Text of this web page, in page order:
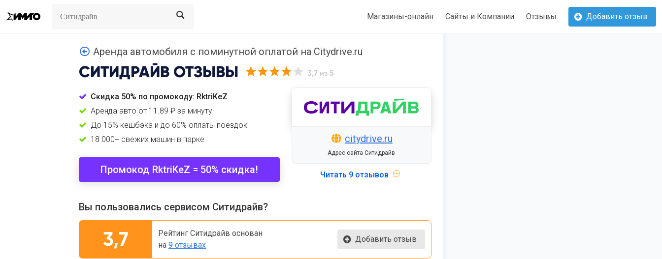
Search Магазины-онлайн Сайты и Компании Отзывы Добавить отзыв
Аренда автомобиля с поминутной оплатой на Сitydrive.ru
СИТИДРАЙВ ОТЗЫВЫ 3,7 из 5
Скидка 50% по промокоду: RktriKeZ
Аренда авто от 11.89 ₽ за минуту
До 15% кешбэка и до 60% оплаты поездок
18 000+ свежих машин в парке
Промокод RktriKeZ = 50% скидка!
citydrive.ru
Адрес сайта Ситидрайв
Читать 9 отзывов
Вы пользовались сервисом Ситидрайв?
3,7
Рейтинг Ситидрайв основан
на 9 отзывах
Добавить отзыв